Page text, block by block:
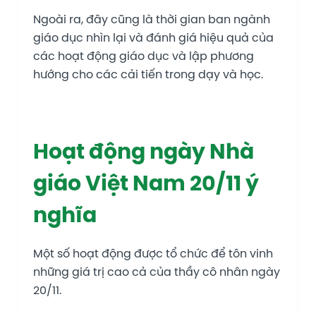
Ngoài ra, đây cũng là thời gian ban ngành
giáo dục nhìn lại và đánh giá hiệu quả của
các hoạt động giáo dục và lập phương
hướng cho các cải tiến trong dạy và học.
Hoạt động ngày Nhà
giáo Việt Nam 20/11 ý
nghĩa
Một số hoạt động được tổ chức để tôn vinh
những giá trị cao cả của thầy cô nhân ngày
20/11.